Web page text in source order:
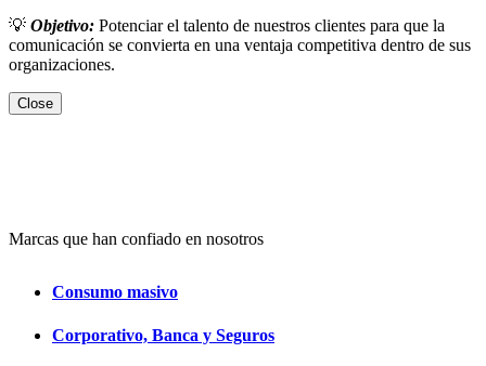
💡 Objetivo: Potenciar el talento de nuestros clientes para que la
comunicación se convierta en una ventaja competitiva dentro de sus
organizaciones.
Close
Marcas que han confiado en nosotros
Consumo masivo
Corporativo, Banca y Seguros